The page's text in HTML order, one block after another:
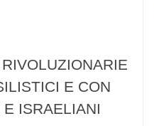
E CON
ISRAELIANI